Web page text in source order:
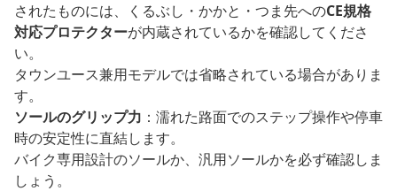
されたものには、くるぶし・かかと・つま先へのCE規格
対応プロテクターが内蔵されているかを確認してくださ
い。
タウンユース兼用モデルでは省略されている場合がありま
す。
ソールのグリップ力 ：濡れた路面でのステップ操作や停車
時の安定性に直結します。
バイク専用設計のソールか、汎用ソールかを必ず確認しま
しょう。